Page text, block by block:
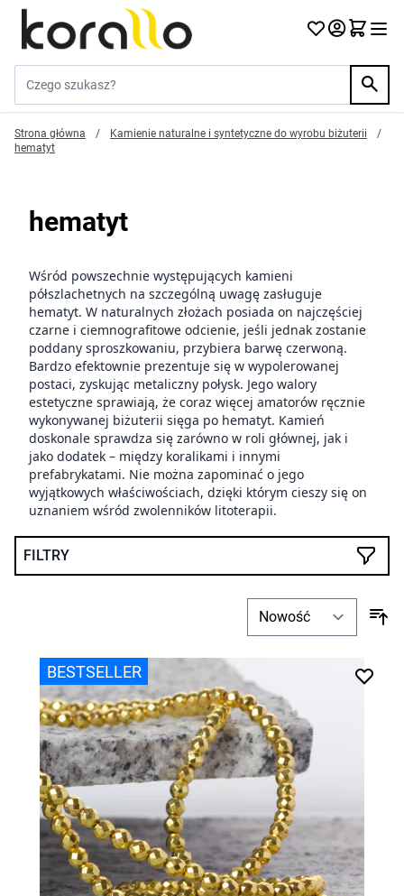
Przejdź do treści
Strona główna / Kamienie naturalne i syntetyczne do wyrobu biżuterii
/
hematyt
hematyt
Wśród powszechnie występujących kamieni
półszlachetnych na szczególną uwagę zasługuje
hematyt. W naturalnych złożach posiada on najczęściej
czarne i ciemnografitowe odcienie, jeśli jednak zostanie
poddany sproszkowaniu, przybiera barwę czerwoną.
Bardzo efektownie prezentuje się w wypolerowanej
postaci, zyskując metaliczny połysk. Jego walory
estetyczne sprawiają, że coraz więcej amatorów ręcznie
wykonywanej biżuterii sięga po hematyt. Kamień
doskonale sprawdza się zarówno w roli głównej, jak i
jako dodatek – między koralikami i innymi
prefabrykatami. Nie można zapominać o jego
wyjątkowych właściwościach, dzięki którym cieszy się on
uznaniem wśród zwolenników litoterapii.
FILTRY
BESTSELLER